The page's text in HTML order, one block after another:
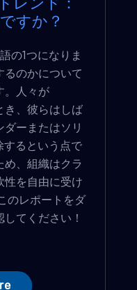
レンド：
すか？
の1つになりま
るのかについて
。人々が
き、彼らはしば
ーまたはソリ
するという点で
め、組織はクラ
性を自由に受け
のレポートをダ
てください！